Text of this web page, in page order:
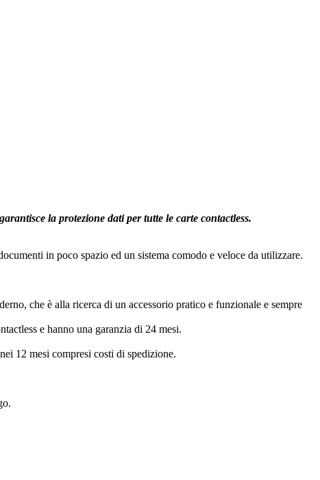
la protezione dati per tutte le carte contactless.
in poco spazio ed un sistema comodo e veloce da utilizzare.
che è alla ricerca di un accessorio pratico e funzionale e sempre
e hanno una garanzia di 24 mesi.
12 mesi compresi costi di spedizione.